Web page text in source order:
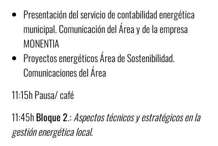
Presentación del servicio de contabilidad energética
municipal. Comunicación del Área y de la empresa
MONENTIA
Proyectos energéticos Área de Sostenibilidad.
Comunicaciones del Área
11:15h Pausa/ café
11:45hBloque 2.:Aspectos técnicos y estratégicos en la
gestión energética local.